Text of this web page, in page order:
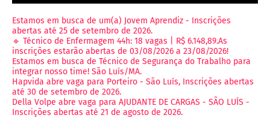
Estamos em busca de um(a) Jovem Aprendiz - Inscrições
abertas até 25 de setembro de 2026.
🔹 Técnico de Enfermagem 44h: 18 vagas | R$ 6.148,89.As
inscrições estarão abertas de 03/08/2026 a 23/08/2026!
Estamos em busca de Técnico de Segurança do Trabalho para
integrar nosso time! São Luís/MA.
Hapvida abre vaga para Porteiro - São Luís, Inscrições abertas
até 30 de setembro de 2026.
Della Volpe abre vaga para AJUDANTE DE CARGAS - SÃO LUÍS -
Inscrições abertas até 21 de agosto de 2026.